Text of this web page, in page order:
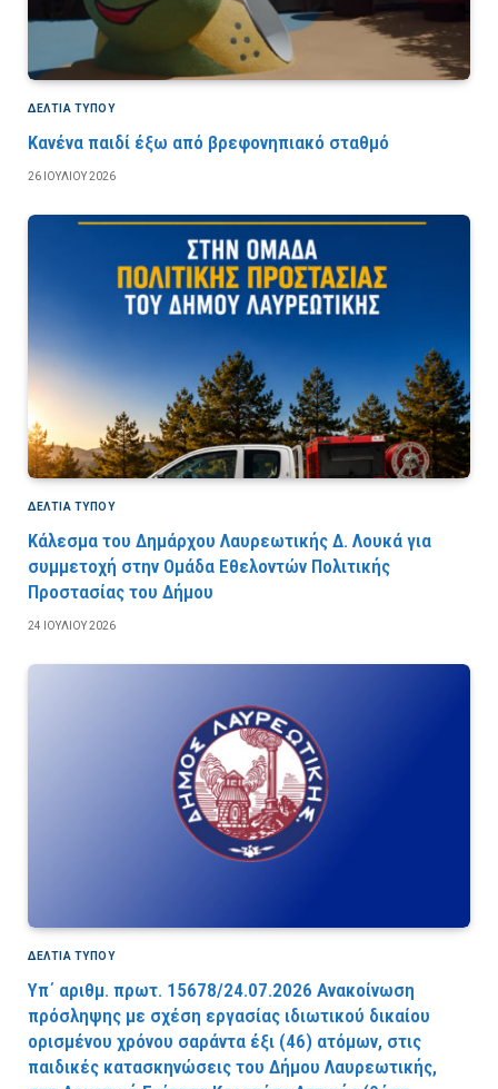
ΔΕΛΤΙΑ ΤΥΠΟΥ
Κανένα παιδί έξω από βρεφονηπιακό σταθμό
26 ΙΟΥΛΊΟΥ 2026
ΔΕΛΤΙΑ ΤΥΠΟΥ
Κάλεσμα του Δημάρχου Λαυρεωτικής Δ. Λουκά για
συμμετοχή στην Ομάδα Εθελοντών Πολιτικής
Προστασίας του Δήμου
24 ΙΟΥΛΊΟΥ 2026
ΔΕΛΤΙΑ ΤΥΠΟΥ
Υπ΄ αριθμ. πρωτ. 15678/24.07.2026 Ανακοίνωση
πρόσληψης με σχέση εργασίας ιδιωτικού δικαίου
ορισμένου χρόνου σαράντα έξι (46) ατόμων, στις
παιδικές κατασκηνώσεις του Δήμου Λαυρεωτικής,